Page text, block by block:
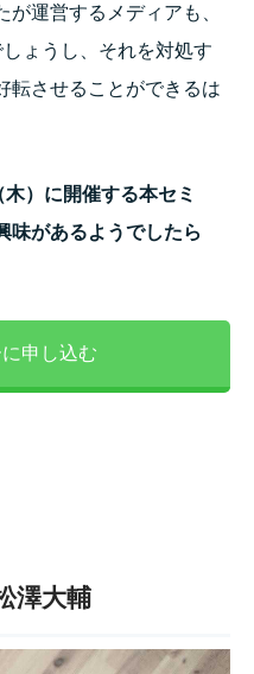
運営するメディアも、
ょうし、それを対処す
転させることができるは
）に開催する本セミ
味があるようでしたら
申し込む
澤大輔